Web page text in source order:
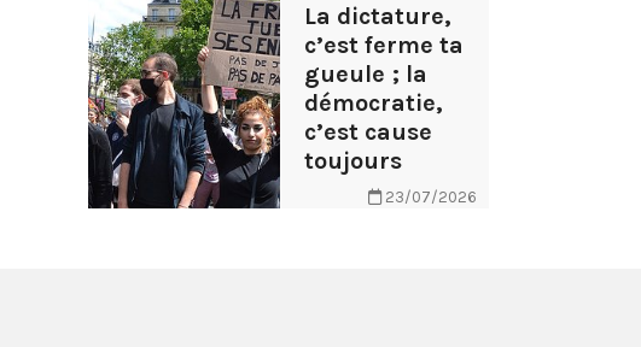
La dictature,
c’est ferme ta
gueule ; la
démocratie,
c’est cause
toujours
23/07/2026